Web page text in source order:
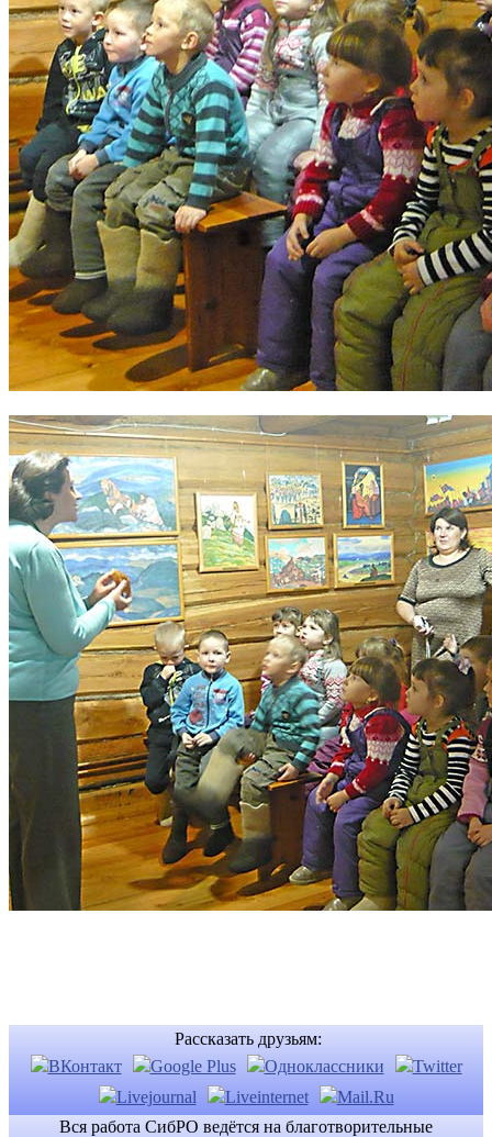
Рассказать друзьям:
Вся работа СибРО ведётся на благотворительные